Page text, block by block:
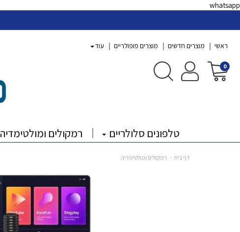
whatsapp
ראשי מוצרים חדשים מוצרים פופולריים עוד
0
טלפונים סלולריים רמקולים ומולטימדיה
דף בית רמקולים ומולטימדיה